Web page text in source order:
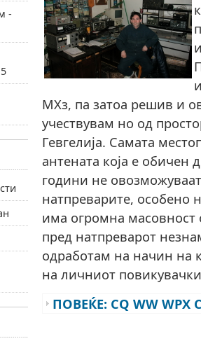
МХз, па затоа решив и
учествувам но од
Гевгелија. Самата
антената која е обичен
години не
натпреварите, особено
има огромна масовност
пред натпреварот
одработам на начин на
на личниот повикувачки
ПОВЕЌЕ: CQ WW WPX
-